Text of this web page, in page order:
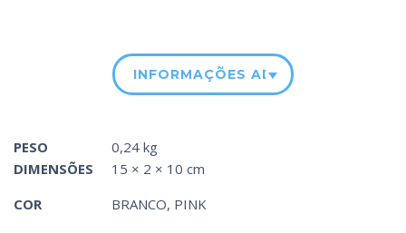
INFORMAÇÕES ADICIONAIS
PESO
0,24 kg
DIMENSÕES
15 × 2 × 10 cm
COR
BRANCO, PINK